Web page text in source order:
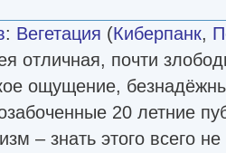
: Вегетация (Киберпанк,
отличная, почти
ощущение,
20 летние
– знать этого всего